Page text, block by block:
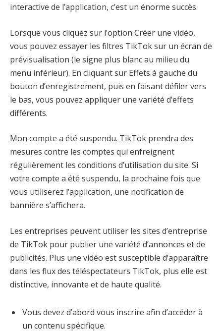
interactive de l’application, c’est un énorme succès.
Lorsque vous cliquez sur l’option Créer une vidéo,
vous pouvez essayer les filtres TikTok sur un écran de
prévisualisation (le signe plus blanc au milieu du
menu inférieur). En cliquant sur Effets à gauche du
bouton d’enregistrement, puis en faisant défiler vers
le bas, vous pouvez appliquer une variété d’effets
différents.
Mon compte a été suspendu. TikTok prendra des
mesures contre les comptes qui enfreignent
régulièrement les conditions d’utilisation du site. Si
votre compte a été suspendu, la prochaine fois que
vous utiliserez l’application, une notification de
bannière s’affichera.
Les entreprises peuvent utiliser les sites d’entreprise
de TikTok pour publier une variété d’annonces et de
publicités. Plus une vidéo est susceptible d’apparaître
dans les flux des téléspectateurs TikTok, plus elle est
distinctive, innovante et de haute qualité.
Vous devez d’abord vous inscrire afin d’accéder à
un contenu spécifique.